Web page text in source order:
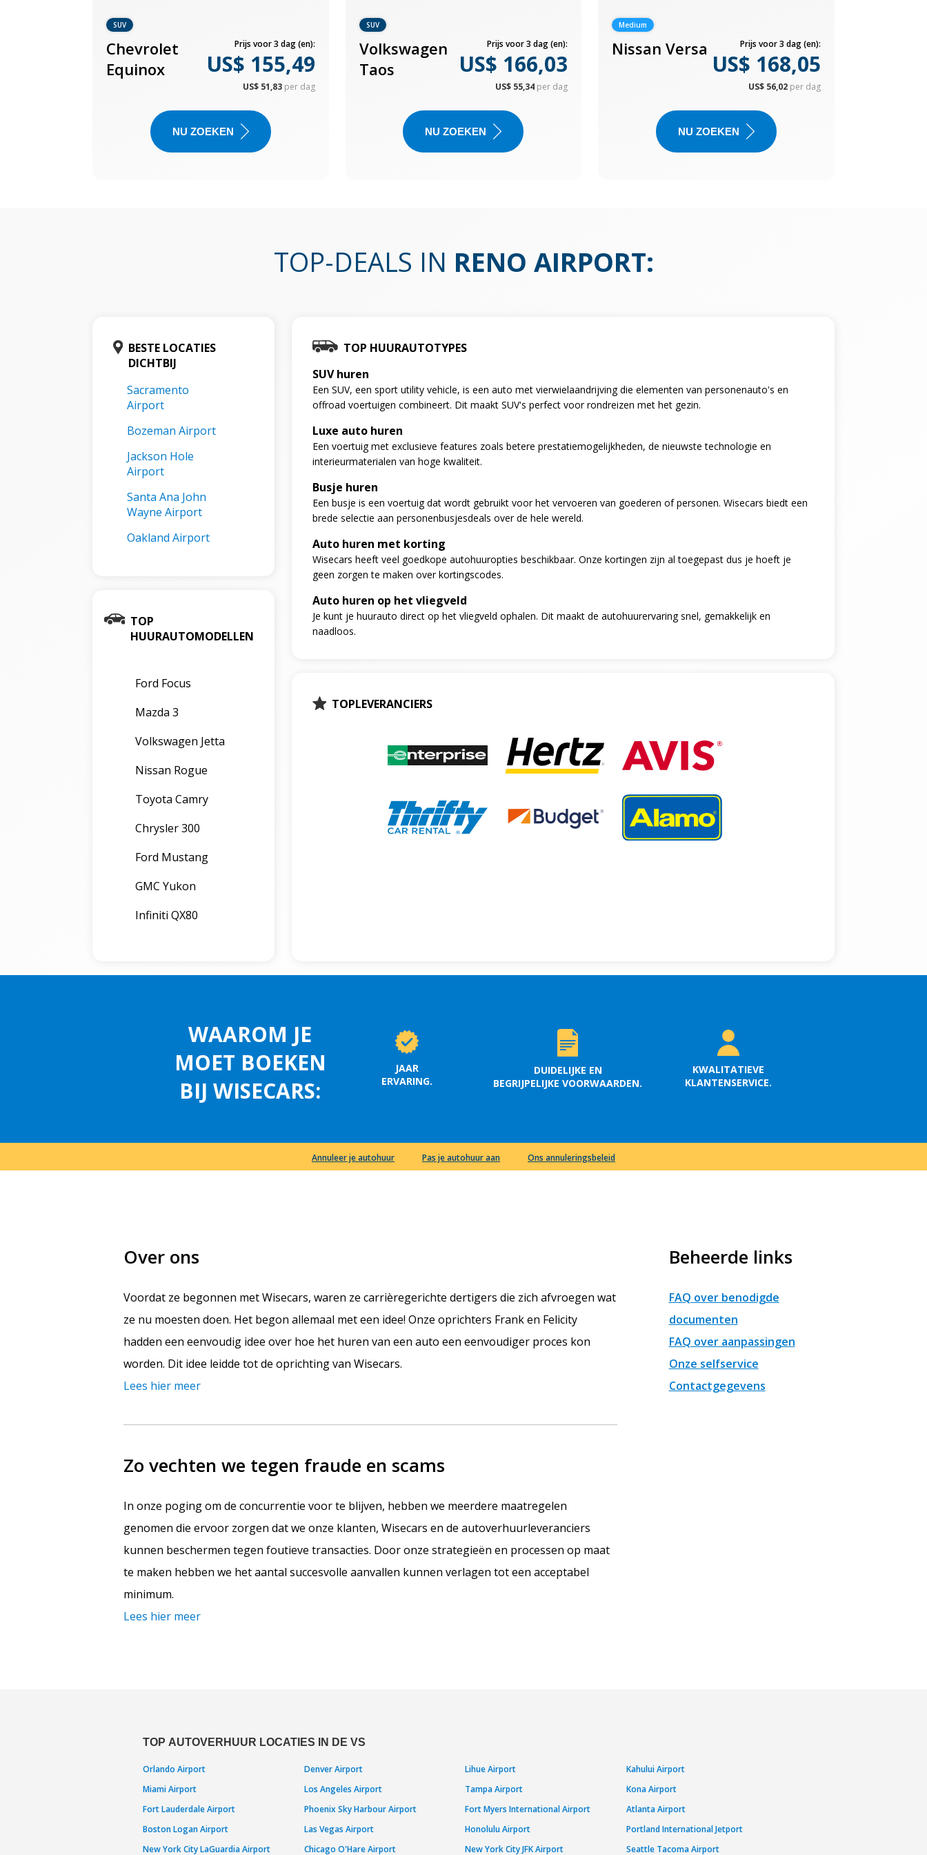
SUV
Chevrolet
Equinox
Prijs voor 3 dag (en):
US$ 155,49
US$ 51,83 per dag
NU ZOEKEN
SUV
Volkswagen
Taos
Prijs voor 3 dag (en):
US$ 166,03
US$ 55,34 per dag
NU ZOEKEN
Medium
Nissan Versa Prijs voor 3 dag (en):
US$ 168,05
US$ 56,02 per dag
NU ZOEKEN
TOP-DEALS IN RENO AIRPORT:
BESTE LOCATIES
DICHTBIJ
Sacramento
Airport
Bozeman Airport
Jackson Hole
Airport
Santa Ana John
Wayne Airport
Oakland Airport
TOP
HUURAUTOMODELLEN
Ford Focus
Mazda 3
Volkswagen Jetta
Nissan Rogue
Toyota Camry
Chrysler 300
Ford Mustang
GMC Yukon
Infiniti QX80
TOP HUURAUTOTYPES
SUV huren
Een SUV, een sport utility vehicle, is een auto met vierwielaandrijving die elementen van personenauto's en
offroad voertuigen combineert. Dit maakt SUV's perfect voor rondreizen met het gezin.
Luxe auto huren
Een voertuig met exclusieve features zoals betere prestatiemogelijkheden, de nieuwste technologie en
interieurmaterialen van hoge kwaliteit.
Busje huren
Een busje is een voertuig dat wordt gebruikt voor het vervoeren van goederen of personen. Wisecars biedt een
brede selectie aan personenbusjesdeals over de hele wereld.
Auto huren met korting
Wisecars heeft veel goedkope autohuuropties beschikbaar. Onze kortingen zijn al toegepast dus je hoeft je
geen zorgen te maken over kortingscodes.
Auto huren op het vliegveld
Je kunt je huurauto direct op het vliegveld ophalen. Dit maakt de autohuurervaring snel, gemakkelijk en
naadloos.
TOPLEVERANCIERS
WAAROM JE
MOET BOEKEN
BIJ WISECARS:
JAAR
ERVARING.
DUIDELIJKE EN
BEGRIJPELIJKE VOORWAARDEN.
KWALITATIEVE
KLANTENSERVICE.
Annuleer je autohuur Pas je autohuur aan Ons annuleringsbeleid
Over ons
Voordat ze begonnen met Wisecars, waren ze carrièregerichte dertigers die zich afvroegen wat
ze nu moesten doen. Het begon allemaal met een idee! Onze oprichters Frank en Felicity
hadden een eenvoudig idee over hoe het huren van een auto een eenvoudiger proces kon
worden. Dit idee leidde tot de oprichting van Wisecars.
Lees hier meer
Zo vechten we tegen fraude en scams
In onze poging om de concurrentie voor te blijven, hebben we meerdere maatregelen
genomen die ervoor zorgen dat we onze klanten, Wisecars en de autoverhuurleveranciers
kunnen beschermen tegen foutieve transacties. Door onze strategieën en processen op maat
te maken hebben we het aantal succesvolle aanvallen kunnen verlagen tot een acceptabel
minimum.
Lees hier meer
Beheerde links
FAQ over benodigde
documenten
FAQ over aanpassingen
Onze selfservice
Contactgegevens
TOP AUTOVERHUUR LOCATIES IN DE VS
Orlando Airport Denver Airport Lihue Airport
Kahului Airport
Miami Airport
Los Angeles Airport Tampa Airport
Kona Airport
Fort Lauderdale Airport
Phoenix Sky Harbour Airport Fort Myers International Airport
Atlanta Airport
Boston Logan Airport
Las Vegas Airport Honolulu Airport
Portland International Jetport
New York City LaGuardia Airport
Chicago O'Hare Airport New York City JFK Airport Seattle Tacoma Airport